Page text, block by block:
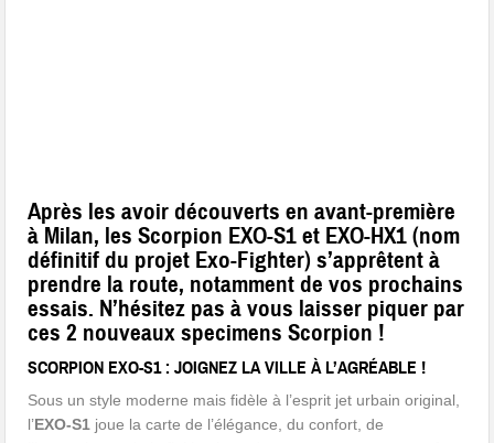
Après les avoir découverts en avant-première
à Milan, les Scorpion EXO-S1 et EXO-HX1 (nom
définitif du projet Exo-Fighter) s’apprêtent à
prendre la route, notamment de vos prochains
essais. N’hésitez pas à vous laisser piquer par
ces 2 nouveaux specimens Scorpion !
SCORPION EXO-S1 :JOIGNEZ LA VILLE À L’AGRÉABLE !
Sous un style moderne mais fidèle à l’esprit jet urbain original,
l’EXO-S1 joue la carte de l’élégance, du confort, de